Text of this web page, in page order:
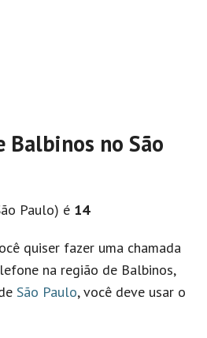
Balbinos no São
Paulo) é 14
quiser fazer uma chamada
na região de Balbinos,
São Paulo, você deve usar o